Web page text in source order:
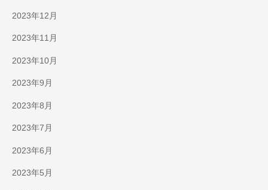
2023年12月
2023年11月
2023年10月
2023年9月
2023年8月
2023年7月
2023年6月
2023年5月